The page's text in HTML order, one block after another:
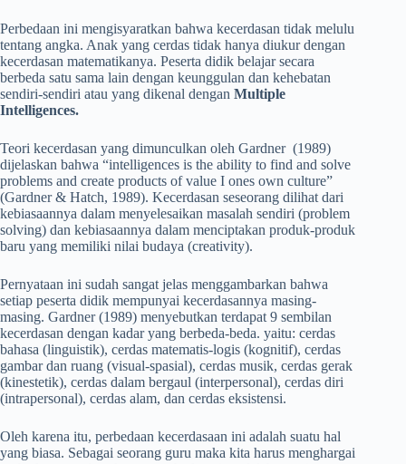
Perbedaan ini mengisyaratkan bahwa kecerdasan tidak melulu
tentang angka. Anak yang cerdas tidak hanya diukur dengan
kecerdasan matematikanya. Peserta didik belajar secara
berbeda satu sama lain dengan keunggulan dan kehebatan
sendiri-sendiri atau yang dikenal dengan Multiple
Intelligences.
Teori kecerdasan yang dimunculkan oleh Gardner (1989)
dijelaskan bahwa “intelligences is the ability to find and solve
problems and create products of value I ones own culture”
(Gardner & Hatch, 1989). Kecerdasan seseorang dilihat dari
kebiasaannya dalam menyelesaikan masalah sendiri (problem
solving) dan kebiasaannya dalam menciptakan produk-produk
baru yang memiliki nilai budaya (creativity).
Pernyataan ini sudah sangat jelas menggambarkan bahwa
setiap peserta didik mempunyai kecerdasannya masing-
masing. Gardner (1989) menyebutkan terdapat 9 sembilan
kecerdasan dengan kadar yang berbeda-beda. yaitu: cerdas
bahasa (linguistik), cerdas matematis-logis (kognitif), cerdas
gambar dan ruang (visual-spasial), cerdas musik, cerdas gerak
(kinestetik), cerdas dalam bergaul (interpersonal), cerdas diri
(intrapersonal), cerdas alam, dan cerdas eksistensi.
Oleh karena itu, perbedaan kecerdasaan ini adalah suatu hal
yang biasa. Sebagai seorang guru maka kita harus menghargai